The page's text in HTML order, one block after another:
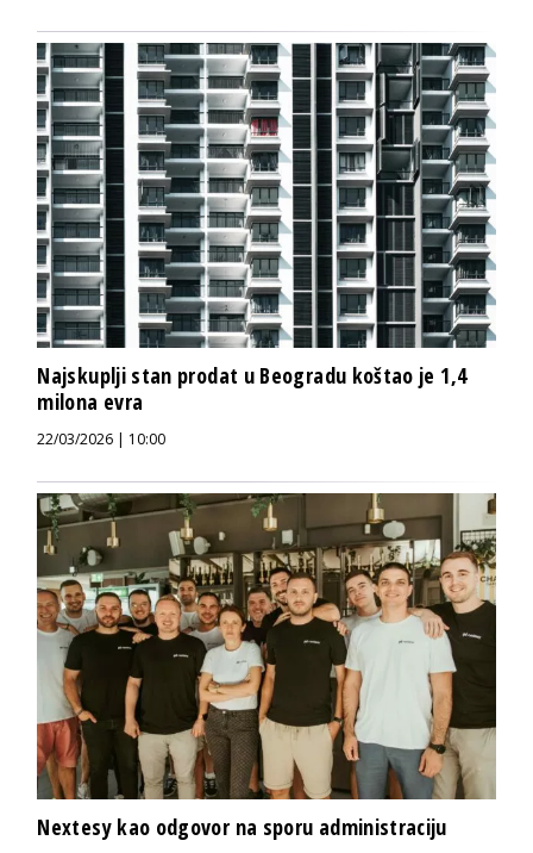
Najskuplji stan prodat u Beogradu koštao je 1,4
milona evra
22/03/2026 | 10:00
Nextesy kao odgovor na sporu administraciju